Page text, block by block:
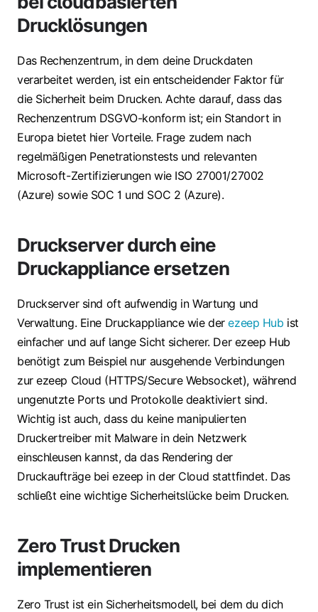
Drucklösungen
Das Rechenzentrum, in dem deine Druckdaten
verarbeitet werden, ist ein entscheidender Faktor für
die Sicherheit beim Drucken. Achte darauf, dass das
Rechenzentrum DSGVO-konform ist; ein Standort in
Europa bietet hier Vorteile. Frage zudem nach
regelmäßigen Penetrationstests und relevanten
Microsoft-Zertifizierungen wie ISO 27001/27002
(Azure) sowie SOC 1 und SOC 2 (Azure).
Druckserver durch eine
Druckappliance ersetzen
Druckserver sind oft aufwendig in Wartung und
Verwaltung. Eine Druckappliance wie derezeep Hub ist
einfacher und auf lange Sicht sicherer. Der ezeep Hub
benötigt zum Beispiel nur ausgehende Verbindungen
zur ezeep Cloud (HTTPS/Secure Websocket), während
ungenutzte Ports und Protokolle deaktiviert sind.
Wichtig ist auch, dass du keine manipulierten
Druckertreiber mit Malware in dein Netzwerk
einschleusen kannst, da das Rendering der
Druckaufträge bei ezeep in der Cloud stattfindet. Das
schließt eine wichtige Sicherheitslücke beim Drucken.
Zero Trust Drucken
implementieren
Zero Trust ist ein Sicherheitsmodell, bei dem du dich